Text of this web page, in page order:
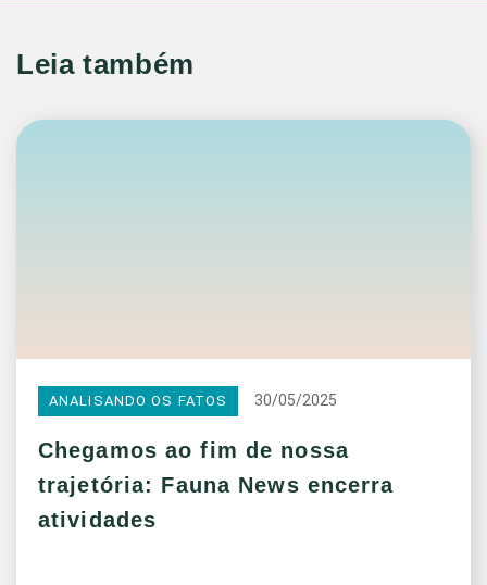
Leia também
ANALISANDO OS FATOS 30/05/2025
Chegamos ao fim de nossa
trajetória: Fauna News encerra
atividades